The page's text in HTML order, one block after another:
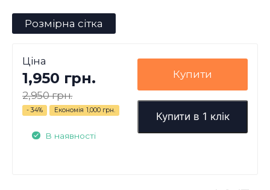
Розмірна сітка
Ціна
1,950 грн.
2,950 грн.
- 34% Економія 1,000 грн.
В наявності
Купити
Купити в 1 клік